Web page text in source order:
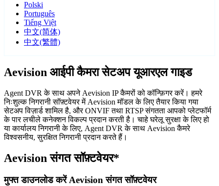
Polski
Português
Tiếng Việt
中文(简体)
中文(繁體)
Aevision आईपी कैमरा सेटअप यूआरएल गाइड
Agent DVR के साथ अपने Aevision IP कैमरों को कॉन्फ़िगर करें। हमरे
निःशुल्क निगरानी सॉफ़्टवेयर में Aevision मॉडल के लिए तैयार किया गया
सेटअप विज़ार्ड शामिल है, और ONVIF तथा RTSP संगतता आपको प्लेटफॉर्म
के पार लचीले कनेक्शन विकल्प प्रदान करती है। चाहे घरेलू सुरक्षा के लिए हो
या कार्यालय निगरानी के लिए, Agent DVR के साथ Aevision कैमरे
विश्वसनीय, सुरक्षित निगरानी प्रदान करते हैं।
Aevision संगत सॉफ़्टवेयर*
मुफ्त डाउनलोड करें Aevision संगत सॉफ़्टवेयर